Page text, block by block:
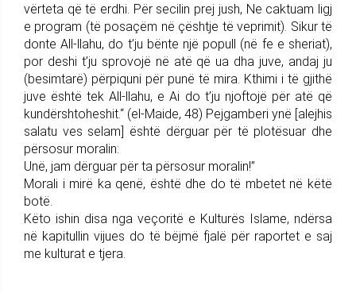
vërteta që të erdhi. Për secilin prej jush, Ne caktuam ligj
e program (të posaçëm në çështje të veprimit). Sikur të
donte All-llahu, do t’ju bënte një popull (në fe e sheriat),
por deshi t’ju sprovojë në atë që ua dha juve, andaj ju
(besimtarë) përpiquni për punë të mira. Kthimi i të gjithë
juve është tek All-llahu, e Ai do t’ju njoftojë për atë që
kundërshtoheshit.“ (el-Maide, 48) Pejgamberi ynë [alejhis
salatu ves selam] është dërguar për të plotësuar dhe
përsosur moralin:
Unë, jam dërguar për ta përsosur moralin!”
Morali i mirë ka qenë, është dhe do të mbetet në këtë
botë.
Këto ishin disa nga veçoritë e Kulturës Islame, ndërsa
në kapitullin vijues do të bëjmë fjalë për raportet e saj
me kulturat e tjera.